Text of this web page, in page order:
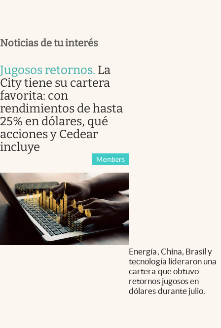
Noticias de tu interés
Jugosos retornos. La
City tiene su cartera
favorita: con
rendimientos de hasta
25% en dólares, qué
acciones y Cedear
incluye
Members
Energía, China, Brasil y
tecnología lideraron una
cartera que obtuvo
retornos jugosos en
dólares durante julio.